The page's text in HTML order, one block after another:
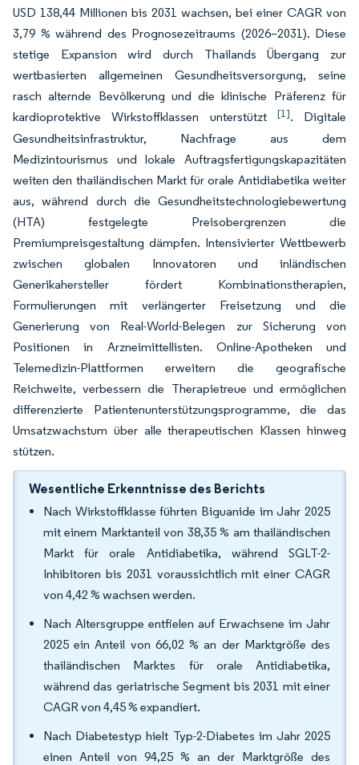
USD 138,44 Millionen bis 2031 wachsen, bei einer CAGR von
3,79 % während des Prognosezeitraums (2026–2031). Diese
stetige Expansion wird durch Thailands Übergang zur
wertbasierten allgemeinen Gesundheitsversorgung, seine
rasch alternde Bevölkerung und die klinische Präferenz für
kardioprotektive Wirkstoffklassen unterstützt [1]. Digitale
Gesundheitsinfrastruktur, Nachfrage aus dem
Medizintourismus und lokale Auftragsfertigungskapazitäten
weiten den thailändischen Markt für orale Antidiabetika weiter
aus, während durch die Gesundheitstechnologiebewertung
(HTA) festgelegte Preisobergrenzen die
Premiumpreisgestaltung dämpfen. Intensivierter Wettbewerb
zwischen globalen Innovatoren und inländischen
Generikahersteller fördert Kombinationstherapien,
Formulierungen mit verlängerter Freisetzung und die
Generierung von Real-World-Belegen zur Sicherung von
Positionen in Arzneimittellisten. Online-Apotheken und
Telemedizin-Plattformen erweitern die geografische
Reichweite, verbessern die Therapietreue und ermöglichen
differenzierte Patientenunterstützungsprogramme, die das
Umsatzwachstum über alle therapeutischen Klassen hinweg
stützen.
Wesentliche Erkenntnisse des Berichts
Nach Wirkstoffklasse führten Biguanide im Jahr 2025
mit einem Marktanteil von 38,35 % am thailändischen
Markt für orale Antidiabetika, während SGLT-2-
Inhibitoren bis 2031 voraussichtlich mit einer CAGR
von 4,42 % wachsen werden.
Nach Altersgruppe entfielen auf Erwachsene im Jahr
2025 ein Anteil von 66,02 % an der Marktgröße des
thailändischen Marktes für orale Antidiabetika,
während das geriatrische Segment bis 2031 mit einer
CAGR von 4,45 % expandiert.
Nach Diabetestyp hielt Typ-2-Diabetes im Jahr 2025
einen Anteil von 94,25 % an der Marktgröße des